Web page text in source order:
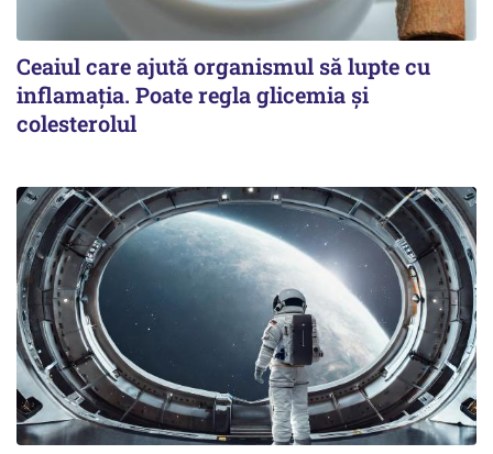
Ceaiul care ajută organismul să lupte cu
inflamația. Poate regla glicemia și
colesterolul